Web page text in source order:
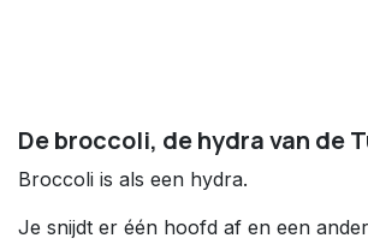
De broccoli, de hydra van de
Broccoli is als een hydra.
Je snijdt er één hoofd af en een